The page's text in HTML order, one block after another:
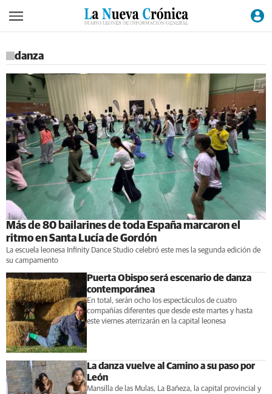
danza
Más de 80 bailarines de toda España marcaron el
ritmo en Santa Lucía de Gordón
La escuela leonesa Infinity Dance Studio celebró este mes la segunda edición de
su campamento
Puerta Obispo será escenario de danza
contemporánea
En total, serán ocho los espectáculos de cuatro
compañías diferentes que desde este martes y hasta
este viernes aterrizarán en la capital leonesa
La danza vuelve al Camino a su paso por
León
Mansilla de las Mulas, La Bañeza, la capital provincial y